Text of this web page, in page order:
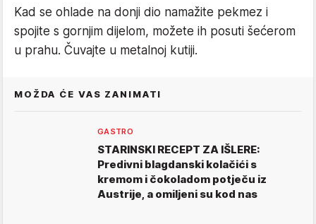
Kad se ohlade na donji dio namažite pekmez i
spojite s gornjim dijelom, možete ih posuti šećerom
u prahu. Čuvajte u metalnoj kutiji.
MOŽDA ĆE VAS ZANIMATI
GASTRO
STARINSKI RECEPT ZA IŠLERE:
Predivni blagdanski kolačići s
kremom i čokoladom potječu iz
Austrije, a omiljeni su kod nas